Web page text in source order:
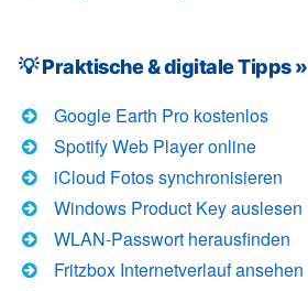
💡 Praktische & digitale Tipps »
Google Earth Pro kostenlos
Spotify Web Player online
iCloud Fotos synchronisieren
Windows Product Key auslesen
WLAN-Passwort herausfinden
Fritzbox Internetverlauf ansehen